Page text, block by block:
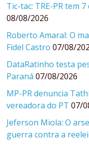
Tic-tac: TRE-PR tem
08/08/2026
Roberto Amaral: O
Fidel Castro 07/08/
DataRatinho testa
Paraná 07/08/2026
MP-PR denuncia
vereadora do PT 07/
Jeferson Miola: O
guerra contra a